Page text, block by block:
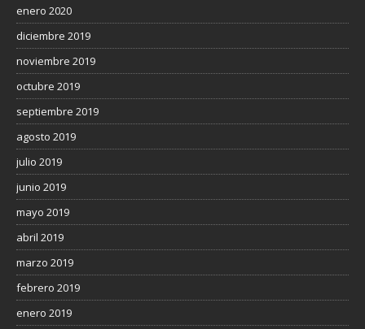
enero 2020
diciembre 2019
noviembre 2019
octubre 2019
septiembre 2019
agosto 2019
julio 2019
junio 2019
mayo 2019
abril 2019
marzo 2019
febrero 2019
enero 2019